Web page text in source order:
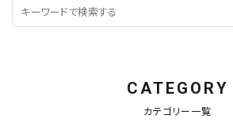
CATEGORY
カテゴリー一覧